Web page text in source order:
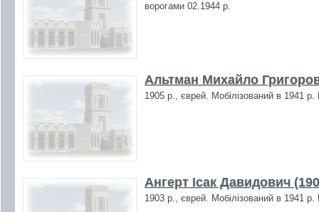
ворогами 02.1944 р.
Альтман Михайло
1905 р., єврей. Мобілізований в 1941
Ангерт Ісак Давидович
1903 р., єврей. Мобілізований в 1941